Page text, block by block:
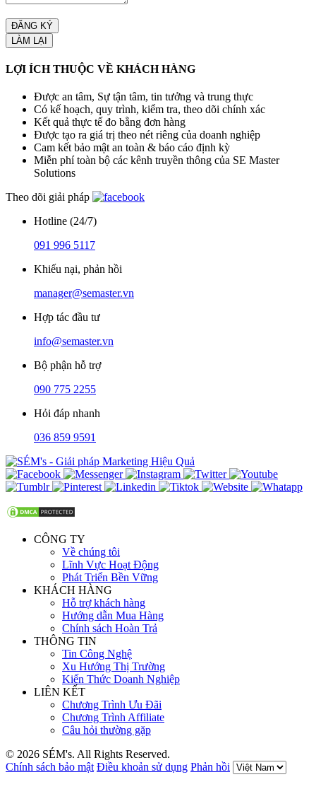
LỢI ÍCH THUỘC VỀ KHÁCH HÀNG
Được an tâm, Sự tận tâm, tin tưởng và trung thực
Có kế hoạch, quy trình, kiểm tra, theo dõi chính xác
Kết quả thực tế đo bằng đơn hàng
Được tạo ra giá trị theo nét riêng của doanh nghiệp
Cam kết bảo mật an toàn & báo cáo định kỳ
Miễn phí toàn bộ các kênh truyền thông của SE Master
Solutions
Theo dõi giải pháp
Hotline (24/7)
091 996 5117
Khiếu nại, phản hồi
manager@semaster.vn
Hợp tác đầu tư
info@semaster.vn
Bộ phận hỗ trợ
090 775 2255
Hỏi đáp nhanh
036 859 9591
CÔNG TY
Về chúng tôi
Lĩnh Vực Hoạt Động
Phát Triển Bền Vững
KHÁCH HÀNG
Hỗ trợ khách hàng
Hướng dẫn Mua Hàng
Chính sách Hoàn Trả
THÔNG TIN
Tin Công Nghệ
Xu Hướng Thị Trường
Kiến Thức Doanh Nghiệp
LIÊN KẾT
Chương Trình Ưu Đãi
Chương Trình Affiliate
Câu hỏi thường gặp
© 2026 SÉM's. All Rights Reserved.
Chính sách bảo mật Điều khoản sử dụng Phản hồi